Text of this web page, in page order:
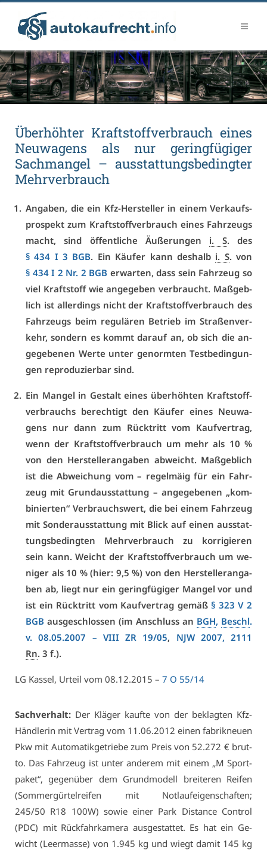
Über­höh­ter Kraft­stoff­ver­brauch ei­nes
Neu­wa­gens als nur ge­ring­fü­gi­ger
Sach­man­gel – aus­stat­tungs­be­ding­ter
Mehr­ver­brauch
An­ga­ben, die ein Kfz-Her­stel­ler in ei­nem Ver­kaufs­
pro­spekt zum Kraft­stoff­ver­brauch ei­nes Fahr­zeugs
macht, sind öf­fent­li­che Äu­ße­run­gen i. S. des
§ 434 I 3 BGB. Ein Käu­fer kann des­halb i. S. von
§ 434 I 2 Nr. 2 BGB er­war­ten, dass sein Fahr­zeug so
viel Kraft­stoff wie an­ge­ge­ben ver­braucht. Maß­geb­
lich ist al­ler­dings nicht der Kraft­stoff­ver­brauch des
Fahr­zeugs beim re­gu­lä­ren Be­trieb im Stra­ßen­ver­
kehr, son­dern es kommt dar­auf an, ob sich die an­
ge­ge­be­nen Wer­te un­ter ge­norm­ten Test­be­din­gun­
gen re­pro­du­zier­bar sind.
Ein Man­gel in Ge­stalt ei­nes über­höh­ten Kraft­stoff­
ver­brauchs be­rech­tigt den Käu­fer ei­nes Neu­wa­
gens nur dann zum Rück­tritt vom Kauf­ver­trag,
wenn der Kraft­stoff­ver­brauch um mehr als 10 %
von den Her­stel­ler­an­ga­ben ab­weicht. Maß­geb­lich
ist die Ab­wei­chung vom – re­gel­mäig für ein Fahr­
zeug mit Grund­aus­stat­tung – an­ge­ge­be­nen „kom­
bi­nier­ten“ Ver­brauchs­wert, die bei ei­nem Fahr­zeug
mit Son­der­aus­stat­tung mit Blick auf ei­nen aus­stat­
tungs­be­ding­ten Mehr­ver­brauch zu kor­ri­gie­ren
sein kann. Weicht der Kraft­stoff­ver­brauch um we­
ni­ger als 10 % (hier: 9,5 %) von den Her­stel­ler­an­ga­
ben ab, liegt nur ein ge­ring­fü­gi­ger Man­gel vor und
ist ein Rück­tritt vom Kauf­ver­trag ge­mäß§ 323 V 2
BGB aus­ge­schlos­sen (im An­schluss an BGH, Beschl.
v. 08.05.2007 – VI­II ZR 19/05, NJW 2007, 2111
Rn. 3 f.).
LG Kas­sel, Ur­teil vom 08.12.2015 – 7 O 55/14
Sach­ver­halt: Der Klä­ger kauf­te von der be­klag­ten Kfz-
Händ­le­rin mit Ver­trag vom 11.06.2012 ei­nen fa­brik­neu­en
Pkw mit Au­to­ma­tik­ge­trie­be zum Preis von 52.272 € brut­
to. Das Fahr­zeug ist un­ter an­de­rem mit ei­nem „M Sport­
pa­ket“, ge­gen­über dem Grund­mo­dell brei­te­ren Rei­fen
(Som­mer­gür­tel­rei­fen mit Not­lauf­ei­gen­schaf­ten;
245/50 R18 100W) so­wie ei­ner Park Dis­tan­ce Con­trol
(PDC) mit Rück­fahr­ka­me­ra aus­ge­stat­tet. Es hat ein Ge­
wicht (Leer­mas­se) von 1.945 kg und wiegt da­mit 145 kg